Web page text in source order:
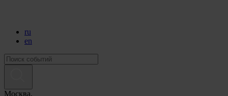
ru
en
Москва,